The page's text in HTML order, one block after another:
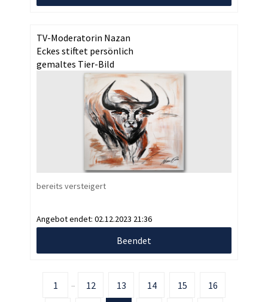
TV-Moderatorin Nazan
Eckes stiftet persönlich
gemaltes Tier-Bild
bereits versteigert
Angebot endet: 02.12.2023 21:36
Beendet
1 12 13 14 15 16